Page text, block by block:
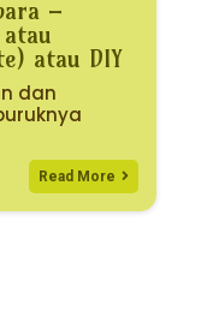
–
atau DIY
dan
Read More